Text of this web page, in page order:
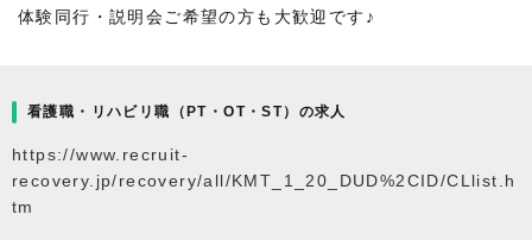
体験同行・説明会ご希望の方も大歓迎です♪
看護職・リハビリ職（PT・OT・ST）の求人
https://www.recruit-
recovery.jp/recovery/all/KMT_1_20_DUD%2CID/CLlist.h
tm